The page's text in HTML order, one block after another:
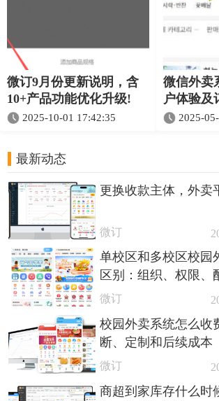
微订9月份更新说明，含
10+产品功能优化升级!
2025-10-01 17:42:35
微信外卖
户体验及
2025-
最新动态
更换收款主体，外卖
微订
单校区和多校区校园
区别：组织、权限、
微订
校园外卖系统怎么收
断、定制和后续成本
微订
商超到家库存什么时